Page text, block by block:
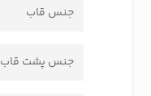
جنس قاب
جنس پشت قاب